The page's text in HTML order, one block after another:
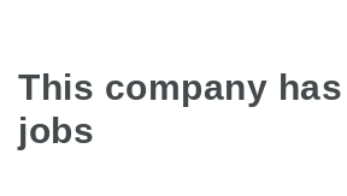
This company
jobs